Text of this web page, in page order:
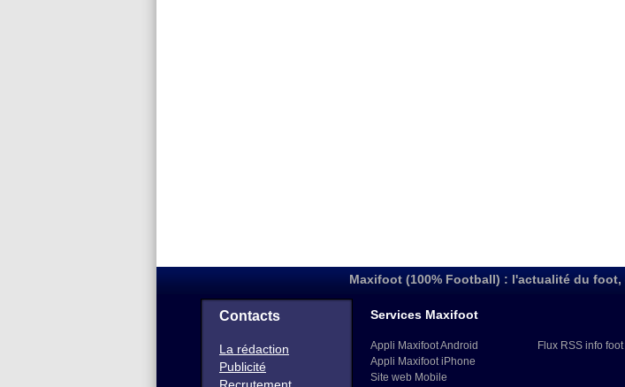
Maxifoot (100% Football) : l'actualité du
Contacts
La rédaction
Publicité
Services Maxifoot
Appli Maxifoot Android
Appli Maxifoot iPhone
Site web Mobile
Flux RSS info foot